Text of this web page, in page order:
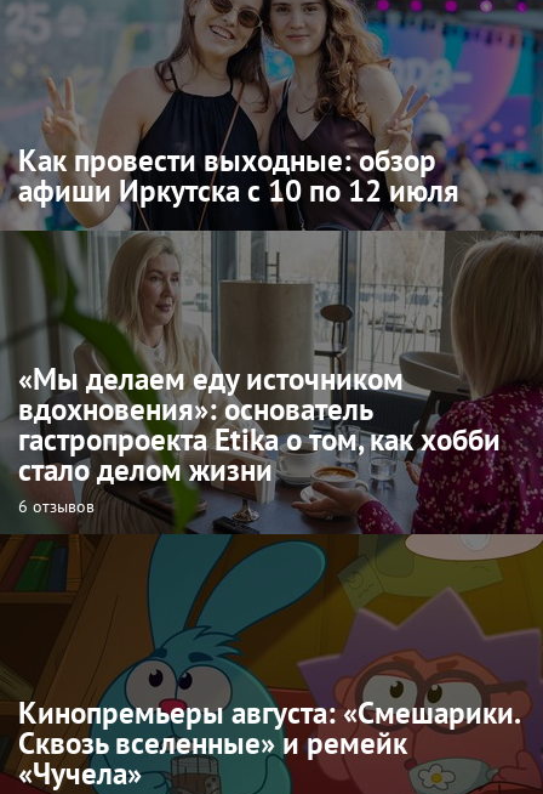
Как провести выходные: обзор
афиши Иркутска с 10 по 12 июля
«Мы делаем еду источником
вдохновения»: основатель
гастропроекта Etika о том, как хобби
стало делом жизни
6 отзывов
Кинопремьеры августа: «Смешарики.
Сквозь вселенные» и ремейк
«Чучела»